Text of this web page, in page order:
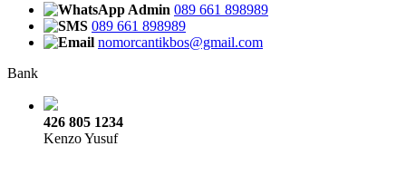
Admin 089 661 898989
089 661 898989
nomorcantikbos@gmail.com
Bank
426 805 1234
Kenzo Yusuf